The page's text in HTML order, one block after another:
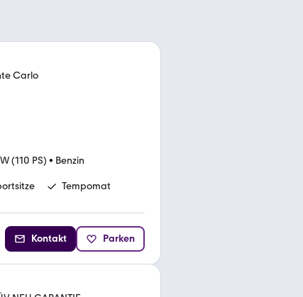
Carlo
(110 PS) • Benzin
Tempomat
Kontakt Parken